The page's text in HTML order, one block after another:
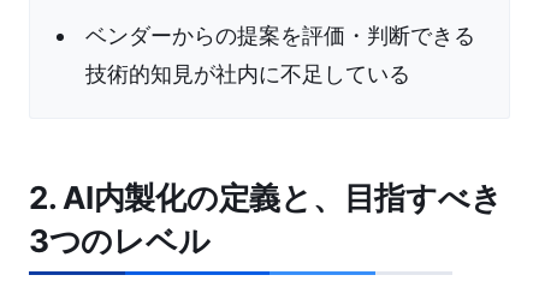
ベンダーからの提案を評価・判断できる
技術的知見が社内に不足している
2. AI内製化の定義と、目指すべき
3つのレベル